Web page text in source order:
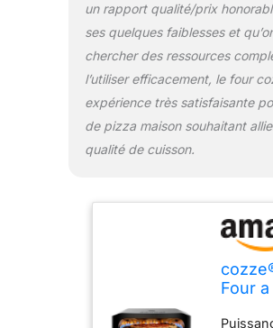
base
en U,
une
pour
pouces
opère
pizza
moteur
un rapport qualité/prix
ses quelques faiblesses et
chercher des ressources
l’utiliser efficacement, le four
expérience très satisfaisante
de pizza maison souhaitant
qualité de cuisson.
Four